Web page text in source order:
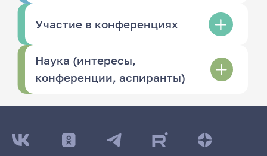
Участие в конференциях
Наука (интересы,
конференции, аспиранты)